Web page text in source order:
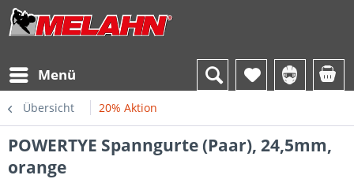
Menü
Übersicht 20% Aktion
POWERTYE Spanngurte (Paar), 24,5mm,
orange